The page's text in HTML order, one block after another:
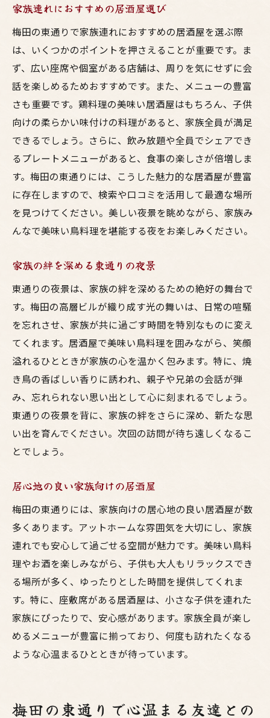
れた呑み
友達と楽しむ東通りの居酒屋
夜景に囲まれた楽しい呑みの時間
仲間とシェアする鳥料理の魅力
夜景が引き立てる居酒屋でのひととき
呑みの場を盛り上げる居酒屋選び
家族連れにおすすめの居酒屋選び
梅田の東通りで家族連れにおすすめの居酒屋を選ぶ際
は、いくつかのポイントを押さえることが重要です。ま
ず、広い座席や個室がある店舗は、周りを気にせずに会
話を楽しめるためおすすめです。また、メニューの豊富
さも重要です。鶏料理の美味い居酒屋はもちろん、子供
向けの柔らかい味付けの料理があると、家族全員が満足
できるでしょう。さらに、飲み放題や全員でシェアでき
るプレートメニューがあると、食事の楽しさが倍増しま
す。梅田の東通りには、こうした魅力的な居酒屋が豊富
に存在しますので、検索や口コミを活用して最適な場所
を見つけてください。美しい夜景を眺めながら、家族み
んなで美味い鳥料理を堪能する夜をお楽しみください。
家族の絆を深める東通りの夜景
東通りの夜景は、家族の絆を深めるための絶好の舞台で
す。梅田の高層ビルが織り成す光の舞いは、日常の喧騒
を忘れさせ、家族が共に過ごす時間を特別なものに変え
てくれます。居酒屋で美味い鳥料理を囲みながら、笑顔
溢れるひとときが家族の心を温かく包みます。特に、焼
き鳥の香ばしい香りに誘われ、親子や兄弟の会話が弾
み、忘れられない思い出として心に刻まれるでしょう。
東通りの夜景を背に、家族の絆をさらに深め、新たな思
い出を育んでください。次回の訪問が待ち遠しくなるこ
とでしょう。
居心地の良い家族向けの居酒屋
梅田の東通りには、家族向けの居心地の良い居酒屋が数
多くあります。アットホームな雰囲気を大切にし、家族
連れでも安心して過ごせる空間が魅力です。美味い鳥料
理やお酒を楽しみながら、子供も大人もリラックスでき
る場所が多く、ゆったりとした時間を提供してくれま
す。特に、座敷席がある居酒屋は、小さな子供を連れた
家族にぴったりで、安心感があります。家族全員が楽し
めるメニューが豊富に揃っており、何度も訪れたくなる
ような心温まるひとときが待っています。
梅田の東通りで心温まる友達との